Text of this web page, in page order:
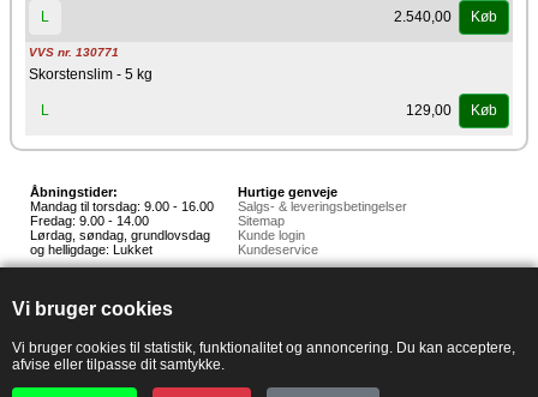
Vi bruger cookies
Vi bruger cookies til statistik, funktionalitet og annoncering. Du kan acceptere,
afvise eller tilpasse dit samtykke.
L 2.540,00 Køb
VVS nr. 130771
Skorstenslim - 5 kg
L 129,00 Køb
Åbningstider:
Mandag til torsdag: 9.00 - 16.00
Fredag: 9.00 - 14.00
Lørdag, søndag, grundlovsdag
og helligdage: Lukket
Hurtige genveje
Salgs- & leveringsbetingelser
Sitemap
Kunde login
Kundeservice
Hunnerupvej 3, 6920 Videbæk
E-mail:salg@hedestoker.dk
PA: